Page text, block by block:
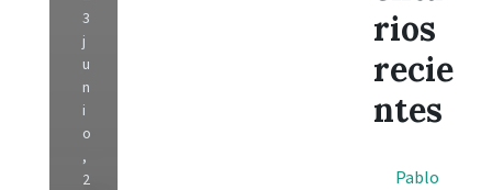
3
j
u
n
i
o
,
2
rios
recie
ntes
Pablo